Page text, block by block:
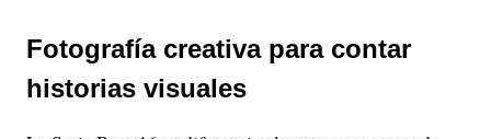
Fotografía creativa para contar
historias visuales